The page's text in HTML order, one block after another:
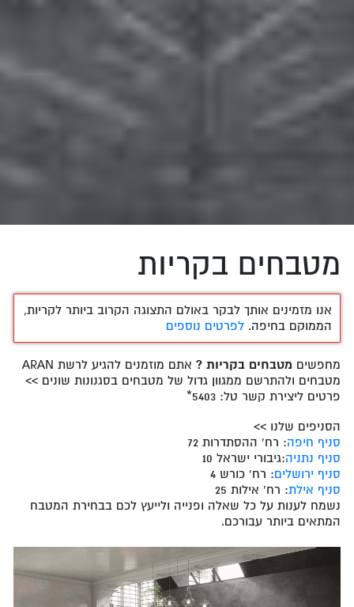
מטבחים בקריות
אנו מזמינים אותך לבקר באולם התצוגה הקרוב ביותר לקריות,
הממוקם בחיפה. לפרטים נוספים
מחפשים מטבחים בקריות ?
אתם מוזמנים להגיע לרשת ARAN
מטבחים ולהתרשם ממגוון גדול של מטבחים בסגנונות שונים >>
פרטים ליצירת קשר טל: 5403*
הסניפים שלנו >>
סניף חיפה: רח' ההסתדרות 72
סניף נתניה:גיבורי ישראל 10
סניף ירושלים: רח' כורש 4
סניף אילת: רח' אילות 25
נשמח לענות על כל שאלה ופנייה ולייעץ לכם בבחירת המטבח
המתאים ביותר עבורכם.